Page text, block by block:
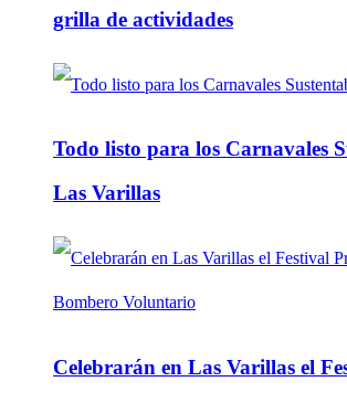
grilla de actividades
Todo listo para los Carnavales
Las Varillas
Celebrarán en Las Varillas el